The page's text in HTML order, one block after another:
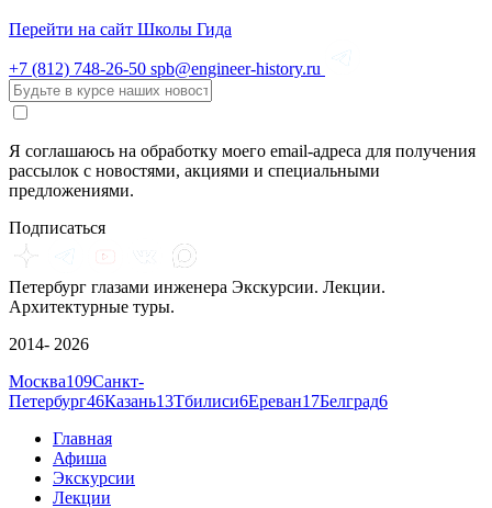
Перейти на сайт Школы Гида
+7 (812) 748-26-50 spb@engineer-history.ru
Я соглашаюсь на обработку моего email-адреса для получения
рассылок с новостями, акциями и специальными
предложениями.
Подписаться
Петербург глазами инженера Экскурсии. Лекции.
Архитектурные туры.
2014- 2026
Москва109Санкт-
Петербург46Казань13Тбилиси6Ереван17Белград6
Главная
Афиша
Экскурсии
Лекции